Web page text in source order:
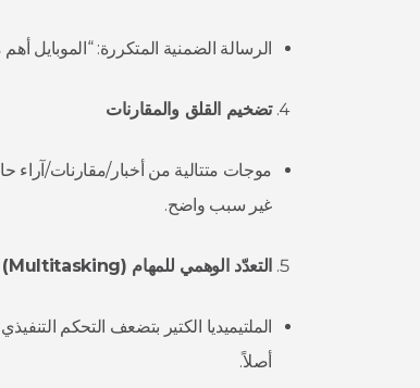
الرسالة الضمنية المتكررة: “الموبايل
تضخيم القلق والمقارنات
موجات متتالية من أخبار/مقارنات/آراء
غير سبب واضح.
التعدّد الوهمي للمهام (Multitasking
)
أصلاً.